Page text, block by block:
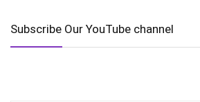
Subscribe Our YouTube channel